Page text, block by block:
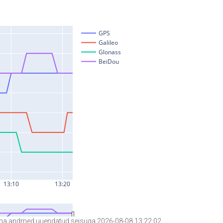
andmed uuendatud seisuga 2026-08-08 13:22:02